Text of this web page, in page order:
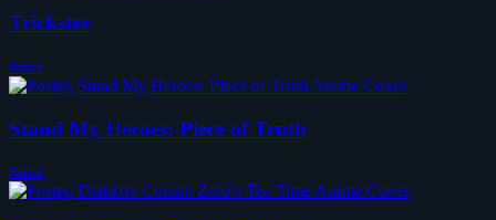
Trickster
Krimi
Stand My Heroes: Piece of Truth
Krimi